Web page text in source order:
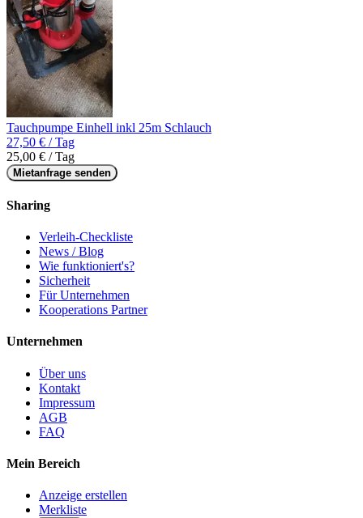
Tauchpumpe Einhell inkl 25m Schlauch
27,50 € / Tag
25,00 € / Tag
Mietanfrage senden
Sharing
Verleih-Checkliste
News / Blog
Wie funktioniert's?
Sicherheit
Für Unternehmen
Kooperations Partner
Unternehmen
Über uns
Kontakt
Impressum
AGB
FAQ
Mein Bereich
Anzeige erstellen
Merkliste